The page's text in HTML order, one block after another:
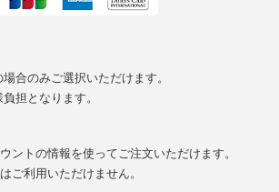
合のみご選択いただけます。
担となります。
ントの情報を使ってご注文いただけます。
ご利用いただけません。